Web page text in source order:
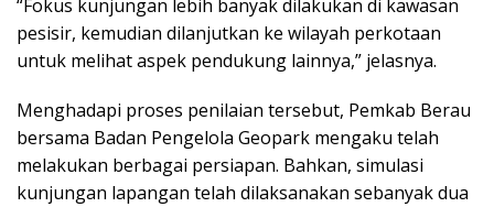
“Fokus kunjungan lebih banyak dilakukan di kawasan
pesisir, kemudian dilanjutkan ke wilayah perkotaan
untuk melihat aspek pendukung lainnya,” jelasnya.
Menghadapi proses penilaian tersebut, Pemkab Berau
bersama Badan Pengelola Geopark mengaku telah
melakukan berbagai persiapan. Bahkan, simulasi
kunjungan lapangan telah dilaksanakan sebanyak dua